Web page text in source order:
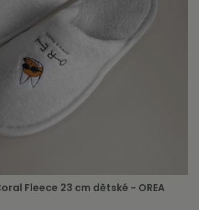
Fleece 23 cm dětské - OREA